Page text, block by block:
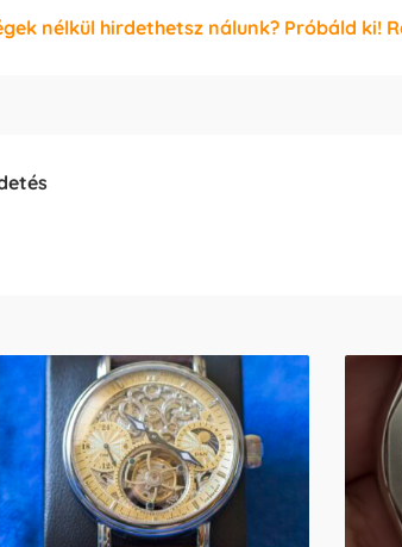
nélkül hirdethetsz nálunk? Próbáld ki!